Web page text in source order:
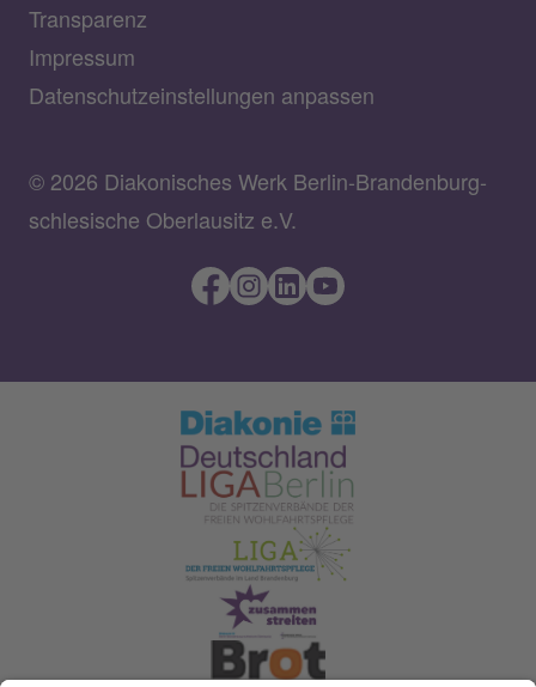
Transparenz
Impressum
Datenschutzeinstellungen anpassen
© 2026 Diakonisches Werk Berlin-Brandenburg-
schlesische Oberlausitz e.V.